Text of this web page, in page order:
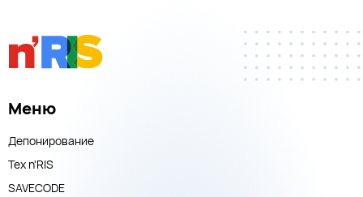
Меню
Депонирование
Тех n'RIS
SAVECODE